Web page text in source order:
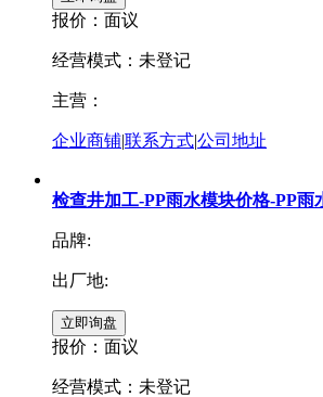
报价： 面议
经营模式：未登记
主营：
企业商铺|联系方式|公司地址
检查井加工-PP雨水模块价格-PP雨
品牌:
出厂地:
报价： 面议
经营模式：未登记